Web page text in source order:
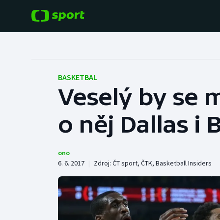
Hokej
Tenis
Cyklistika
Baseball a softbal
Basketbal
Boby a skeleton
Box
BASKETBAL
Veselý by se
o něj Dallas i
ono
6. 6. 2017 | Zdroj: ČT sport, ČTK, Basketball Insiders